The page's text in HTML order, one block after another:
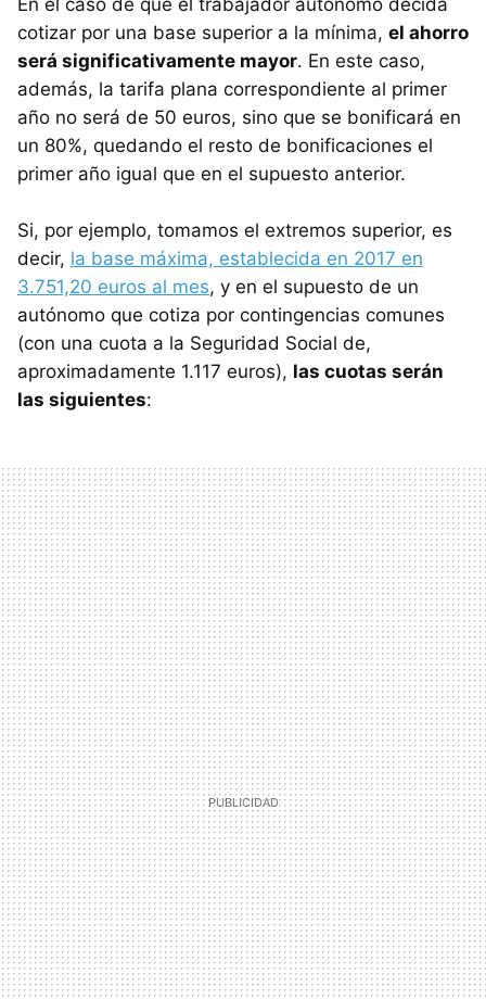
cotizar por una base superior a la mínima, el ahorro
será significativamente mayor. En este caso,
además, la tarifa plana correspondiente al primer
año no será de 50 euros, sino que se bonificará en
un 80%, quedando el resto de bonificaciones el
primer año igual que en el supuesto anterior.
Si, por ejemplo, tomamos el extremos superior, es
decir, la base máxima, establecida en 2017 en
3.751,20 euros al mes, y en el supuesto de un
autónomo que cotiza por contingencias comunes
(con una cuota a la Seguridad Social de,
aproximadamente 1.117 euros), las cuotas serán
las siguientes: